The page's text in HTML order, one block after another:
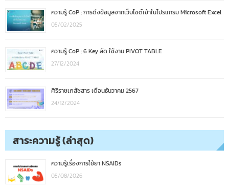
ความรู้ CoP : การดึงข้อมูลจากเว็บไซต์เข้าในโปรแกรม Microsoft Excel
05/02/2025
ความรู้ CoP : 6 Key ลัด ใช้งาน PIVOT TABLE
27/12/2024
ศิริราชเภสัชสาร เดือนธันวาคม 2567
24/12/2024
สาระความรู้ (ล่าสุด)
ความรู้เรื่องการใช้ยา NSAIDs
05/08/2026